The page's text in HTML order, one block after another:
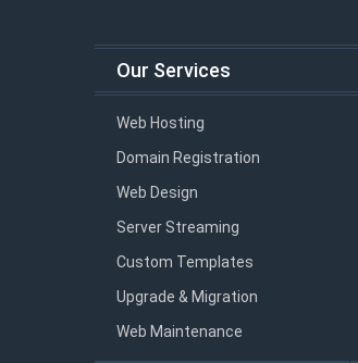
Our Services
Web Hosting
Domain Registration
Web Design
Server Streaming
Custom Templates
Upgrade & Migration
Web Maintenance